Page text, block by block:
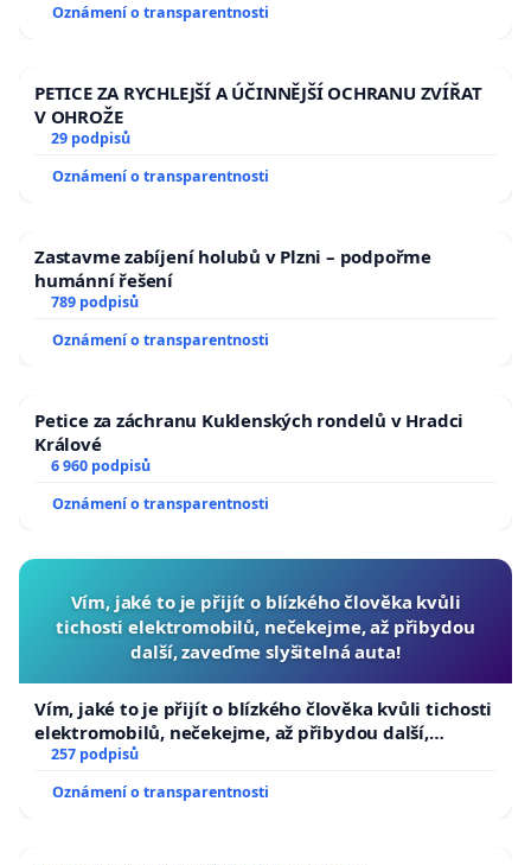
volby a práva na ochranu zdraví a rodinného života.
- Oficiálně zveřejnili a podrobili veřejné diskusi
status.
- Zabránili jakémukoli nátlaku na občany, lékaře,
- Jasně deklarovali svůj postoj k této strategii před
nadcházejícími volbami, aby voliči mohli učinit
informované rozhodnutí.
Spolek Rozalio – Rodiče za lepší informovanost a
svobodnou volbu v očkování ve spolupráci s
Institutem práva a občanských svobod Pro
Libertate a Sdružením mikrobiologů, imunologů a
statistiků SMIS pořádá tiskovou konferenci k této
problematice dne 2. října 2025 v 16:00 v kavárně
Liberál v Praze - Holešovicích.
Oznámení o transparentnosti
PETICE ZA RYCHLEJŠÍ A ÚČINNĚJŠÍ OCHRANU ZVÍŘAT
V OHROŽE
29 podpisů
Oznámení o transparentnosti
Zastavme zabíjení holubů v Plzni – podpořme
humánní řešení
789 podpisů
Oznámení o transparentnosti
Petice za záchranu Kuklenských rondelů v Hradci
Králové
6 960 podpisů
Oznámení o transparentnosti
Vím, jaké to je přijít o blízkého člověka kvůli
tichosti elektromobilů, nečekejme, až přibydou
další, zaveďme slyšitelná auta!
Vím, jaké to je přijít o blízkého člověka kvůli tichosti
elektromobilů, nečekejme, až přibydou další,
zaveďme slyšitelná auta!
257 podpisů
Oznámení o transparentnosti